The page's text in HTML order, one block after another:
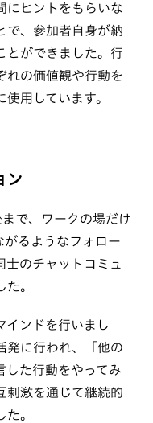
にヒントをもらいな
で、参加者自身が納
とができました。行
れの価値観や行動を
用しています。
ン
で、ワークの場だけ
がるようなフォロー
士のチャットコミュ
。
インドを行いまし
発に行われ、「他の
した行動をやってみ
刺激を通じて継続的
。